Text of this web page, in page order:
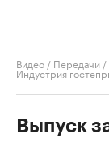
Видео / Передачи /
Индустрия
Выпуск